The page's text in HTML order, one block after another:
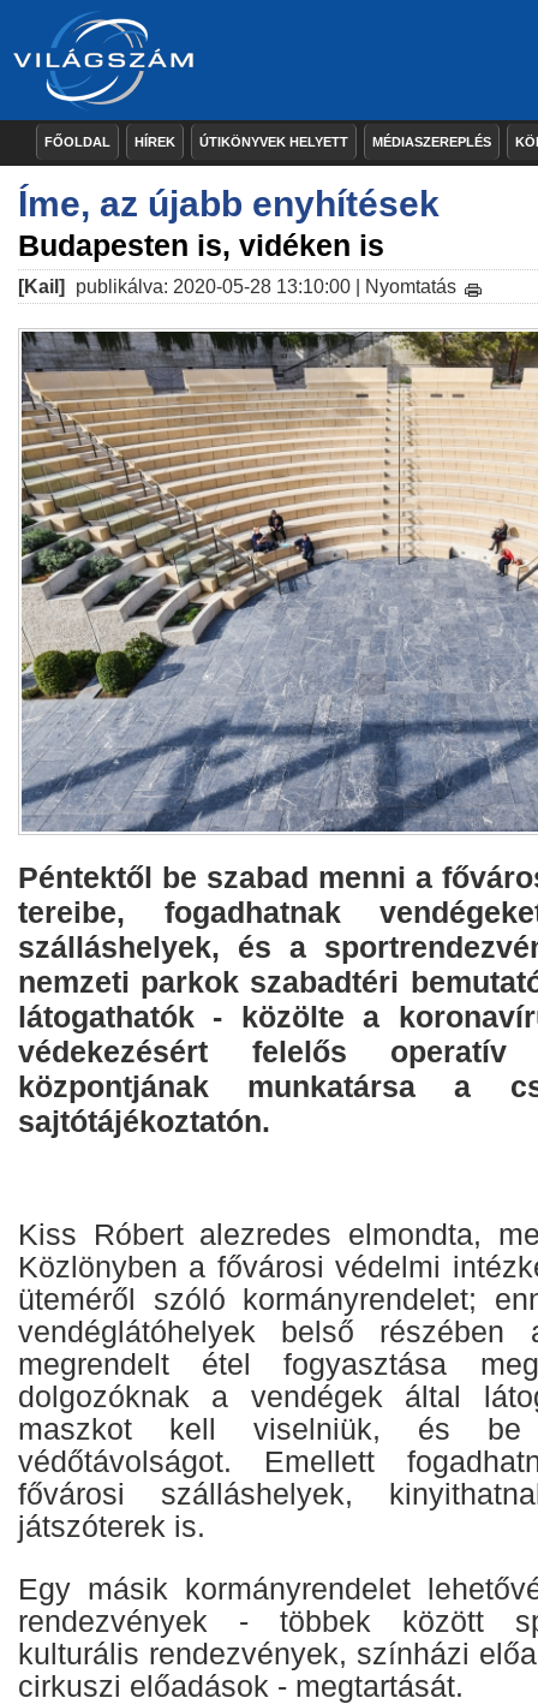
FŐOLDAL HÍREK ÚTIKÖNYVEK HELYETT MÉDIASZEREPLÉS
Íme, az újabb enyhítések
Budapesten is, vidéken is
[Kail] publikálva: 2020-05-28 13:10:00 | Nyomtatás
Péntektől be szabad menni a
tereibe, fogadhatnak
szálláshelyek, és a
nemzeti parkok szabadtéri
látogathatók - közölte a
védekezésért felelős
központjának munkatársa a
sajtótájékoztatón.
Kiss Róbert alezredes elmondta,
Közlönyben a fővárosi védelmi
üteméről szóló kormányrendelet;
vendéglátóhelyek belső
megrendelt étel fogyasztása
dolgozóknak a vendégek által
maszkot kell viselniük, és
védőtávolságot. Emellett
fővárosi szálláshelyek,
játszóterek is.
Egy másik kormányrendelet
rendezvények - többek között
kulturális rendezvények, színházi
cirkuszi előadások - megtartását.